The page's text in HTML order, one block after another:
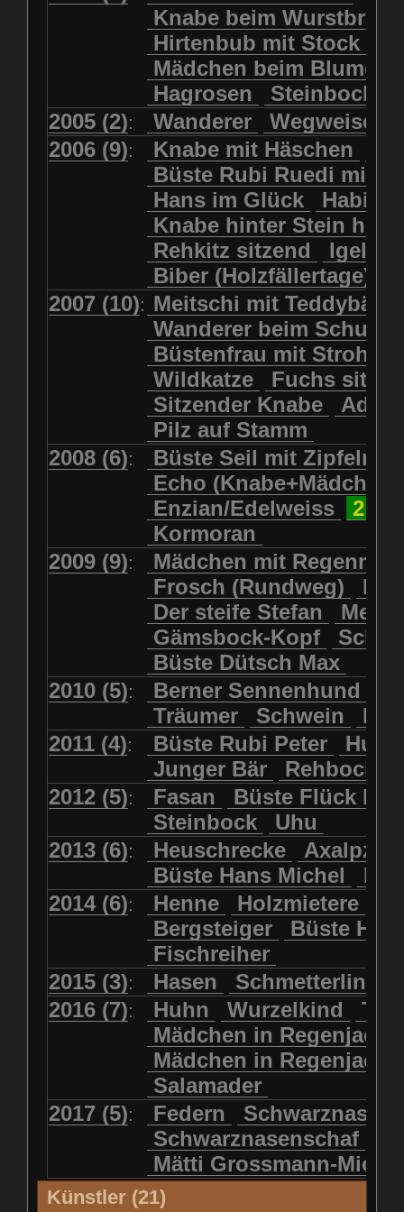
Mädchen beim Blumenpflücken
Mädchen in Regenjacke
Mädchen in Regenjacke und
Mädchen mit Regenmolch
Mädchen mit Schmetterling
Mätti Grossmann-Michel
Meitschi (Rundweg)
Meitschi mit Teddybär
Pilzfraueli Risetenmandli
Sitzender Knabe Tengeler
Wanderer
Wanderer beim Schuhbinden
Wegweiser Wilde Hilde
Wildhüter Wurzelkind
Luchs schreitend
Luchs sitzend Murmeltier
Murmeltiere Rehbockkopf
Rehkitz Rehkitz sitzend
Salamader Schmetterling
Schmetterlinge Schnecke
Schwarznasenschaf
Schwarznasenschaf mit Kalb
Steinbock
Steinbock Steinmarder
Uhu Uhu mit Jungen
Waschbär Wildkatze
Wolf Ziegenkopf
Knabe beim
Hirtenbub mit Stock
Mädchen beim
Hagrosen
Steinbock
2005 (2): Wanderer
Wegweiser
2006 (9): Knabe mit Häschen
Büste Rubi Ruedi mit
Hans im Glück
Knabe hinter Stein
Rehkitz sitzend
Igel
Biber (Holzfällertage)
2007 (10): Meitschi mit Teddybär
Wanderer beim
Büstenfrau mit Strohut
Wildkatze
Fuchs
Sitzender Knabe
Adler
Pilz auf Stamm
2008 (6):
Büste Seil mit
Echo
Enzian/Edelweiss
2
Kormoran
2009 (9):
Mädchen mit
Frosch (Rundweg)
Der steife Stefan
Gämsbock-Kopf
Büste Dütsch Max
2010 (5): Berner Sennenhund
Träumer
Schwein
2011 (4): Büste Rubi Peter
Junger Bär
2012 (5): Fasan
Büste Flück
Steinbock
Uhu
2013 (6): Heuschrecke
Büste Hans Michel
2014 (6): Henne Holzmietere
Bergsteiger
Büste HP
Fischreiher
2015 (3): Hasen Schmetterlinge
2016 (7): Huhn Wurzelkind
Mädchen in
Mädchen in Regenjacke
Salamader
2017 (5): Federn
Schwarznasenschaf
Mätti Grossmann-
Künstler (21)